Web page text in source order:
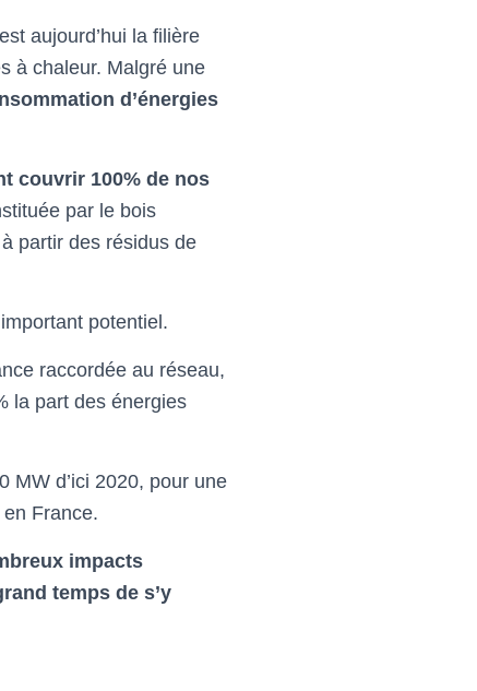
aujourd’hui la filière
à chaleur. Malgré une
d’énergies
couvrir 100% de nos
par le bois
partir des résidus de
potentiel.
raccordée au réseau,
la part des énergies
MW d’ici 2020, pour une
France.
impacts
temps de s’y